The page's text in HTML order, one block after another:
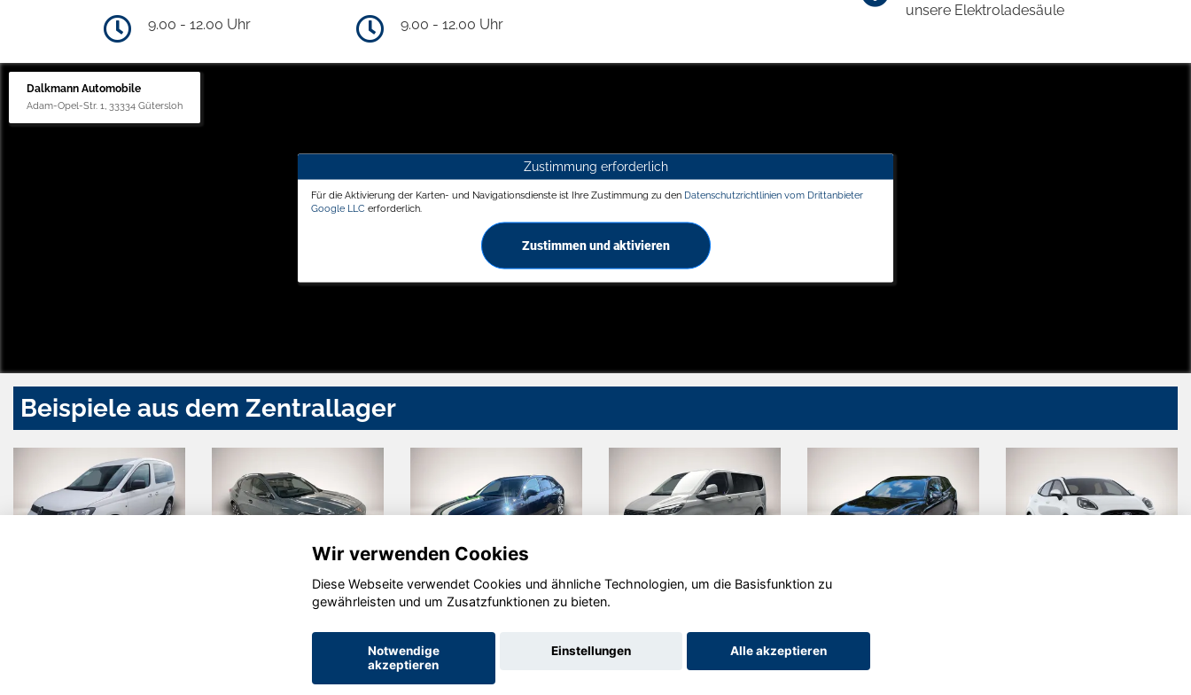
9.00 - 12.00 Uhr 9.00 - 12.00 Uhr
unsere Elektroladesäule
Dalkmann Automobile
Adam-Opel-Str. 1, 33334 Gütersloh
Zustimmung erforderlich
Für die Aktivierung der Karten- und Navigationsdienste ist Ihre Zustimmung zu den Datenschutzrichtlinien vom Drittanbieter
Google LLC erforderlich.
Zustimmen und aktivieren
Beispiele aus dem Zentrallager
Formentor
Audi A6 Ford
Custom
Wir verwenden Cookies
Diese Webseite verwendet Cookies und ähnliche Technologien, um die Basisfunktion zu
gewährleisten und um Zusatzfunktionen zu bieten.
Notwendige
akzeptieren
Einstellungen Alle akzeptieren